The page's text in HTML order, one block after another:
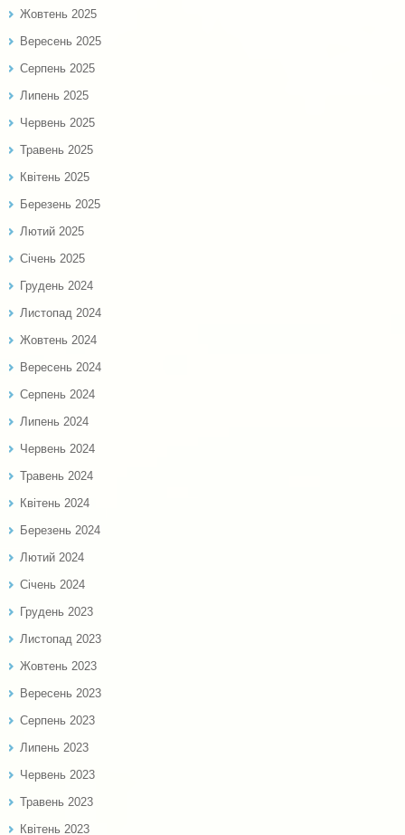
Жовтень 2025
Вересень 2025
Серпень 2025
Липень 2025
Червень 2025
Травень 2025
Квітень 2025
Березень 2025
Лютий 2025
Січень 2025
Грудень 2024
Листопад 2024
Жовтень 2024
Вересень 2024
Серпень 2024
Липень 2024
Червень 2024
Травень 2024
Квітень 2024
Березень 2024
Лютий 2024
Січень 2024
Грудень 2023
Листопад 2023
Жовтень 2023
Вересень 2023
Серпень 2023
Липень 2023
Червень 2023
Травень 2023
Квітень 2023